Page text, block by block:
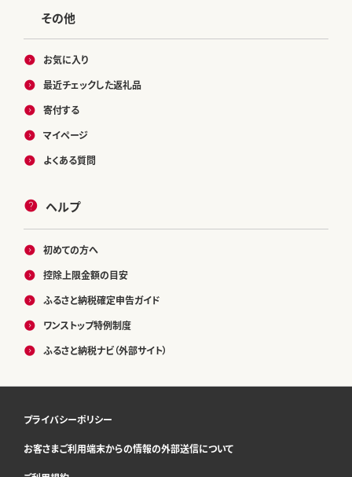
その他
お気に入り
最近チェックした返礼品
寄付する
マイページ
よくある質問
ヘルプ
初めての方へ
控除上限金額の目安
ふるさと納税確定申告ガイド
ワンストップ特例制度
ふるさと納税ナビ（外部サイト）
プライバシーポリシー
お客さまご利用端末からの情報の外部送信について